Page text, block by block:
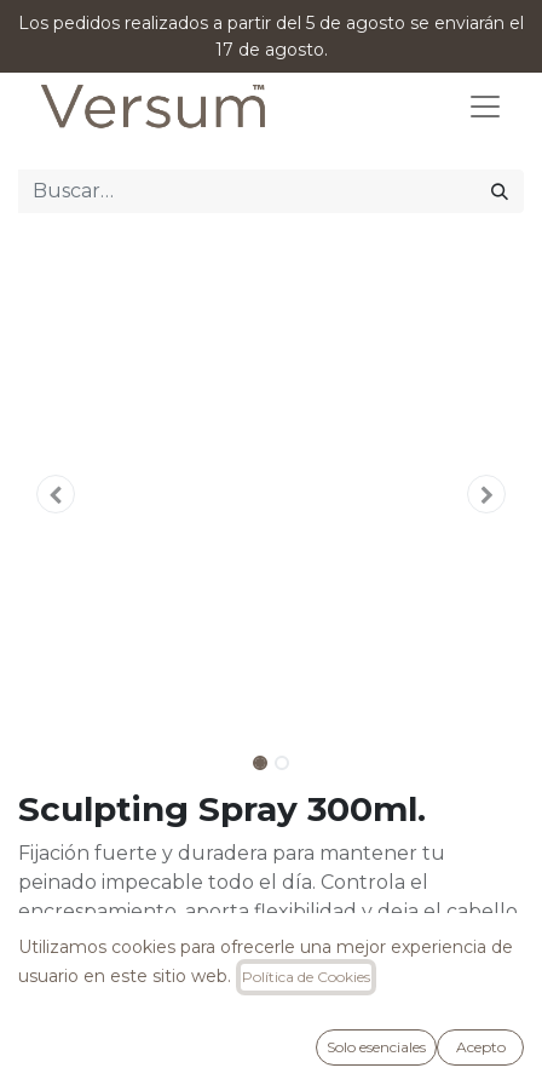
Los pedidos realizados a partir del 5 de agosto se enviarán el
17 de agosto.
Sculpting Spray 300ml.
Fijación fuerte y duradera para mantener tu
peinado impecable todo el día. Controla el
encrespamiento, aporta flexibilidad y deja el cabello
suave y brillante sin residuos. Perfecto para
acabados profesionales y looks definidos.
Utilizamos cookies para ofrecerle una mejor experiencia de
usuario en este sitio web.
Política de Cookies
Solo esenciales Acepto